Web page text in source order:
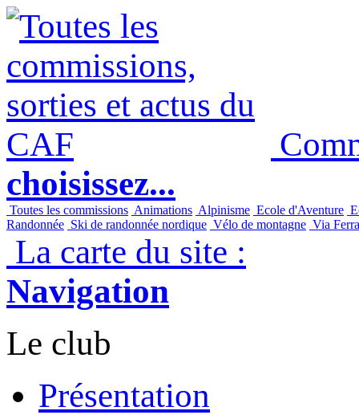
choisissez...
Toutes les commissions Animations Alpinisme Ecole d'Aventure
Randonnée Ski de randonnée nordique Vélo de montagne Via
La carte du site :
Navigation
Le club
Présentation